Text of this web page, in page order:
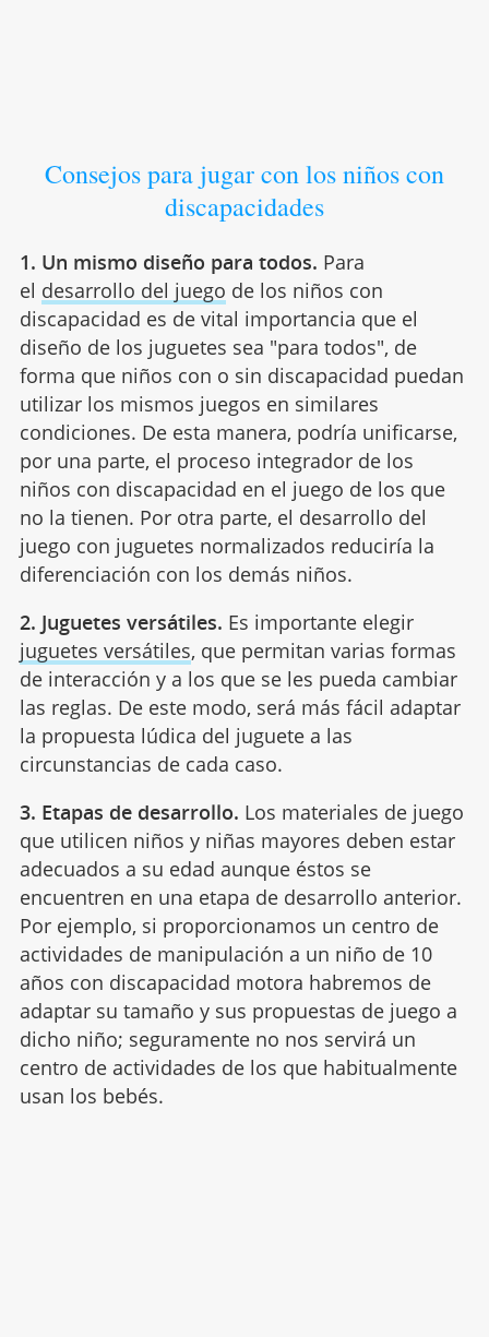
Consejos para jugar con los niños con
discapacidades
1. Un mismo diseño para todos. Para
el desarrollo del juego de los niños con
discapacidad es de vital importancia que el
diseño de los juguetes sea "para todos", de
forma que niños con o sin discapacidad puedan
utilizar los mismos juegos en similares
condiciones. De esta manera, podría unificarse,
por una parte, el proceso integrador de los
niños con discapacidad en el juego de los que
no la tienen. Por otra parte, el desarrollo del
juego con juguetes normalizados reduciría la
diferenciación con los demás niños.
2. Juguetes versátiles. Es importante elegir
juguetes versátiles, que permitan varias formas
de interacción y a los que se les pueda cambiar
las reglas. De este modo, será más fácil adaptar
la propuesta lúdica del juguete a las
circunstancias de cada caso.
3. Etapas de desarrollo. Los materiales de juego
que utilicen niños y niñas mayores deben estar
adecuados a su edad aunque éstos se
encuentren en una etapa de desarrollo anterior.
Por ejemplo, si proporcionamos un centro de
actividades de manipulación a un niño de 10
años con discapacidad motora habremos de
adaptar su tamaño y sus propuestas de juego a
dicho niño; seguramente no nos servirá un
centro de actividades de los que habitualmente
usan los bebés.